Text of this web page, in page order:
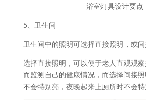
浴室灯具设计要点
5、卫生间
卫生间中的照明可选择直接照明，或间
选择直接照明，可以便于老人直观观
而监测自己的健康情况，而选择间接
不会特别亮，夜晚起来上厕所时不会特